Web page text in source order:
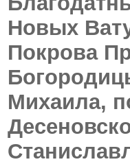
Новых
Покрова
Михаила,